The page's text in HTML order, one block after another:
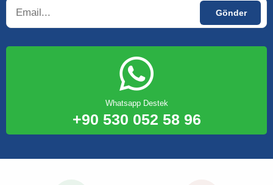
Whatsapp Destek
+90 530 052 58 96